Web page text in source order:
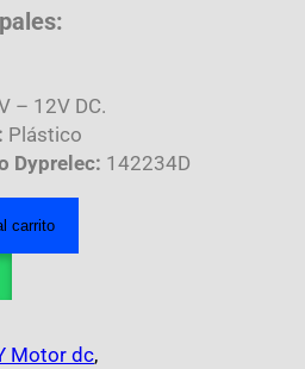
– 12V DC.
Plástico
Dyprelec: 142234D
carrito
Motor dc